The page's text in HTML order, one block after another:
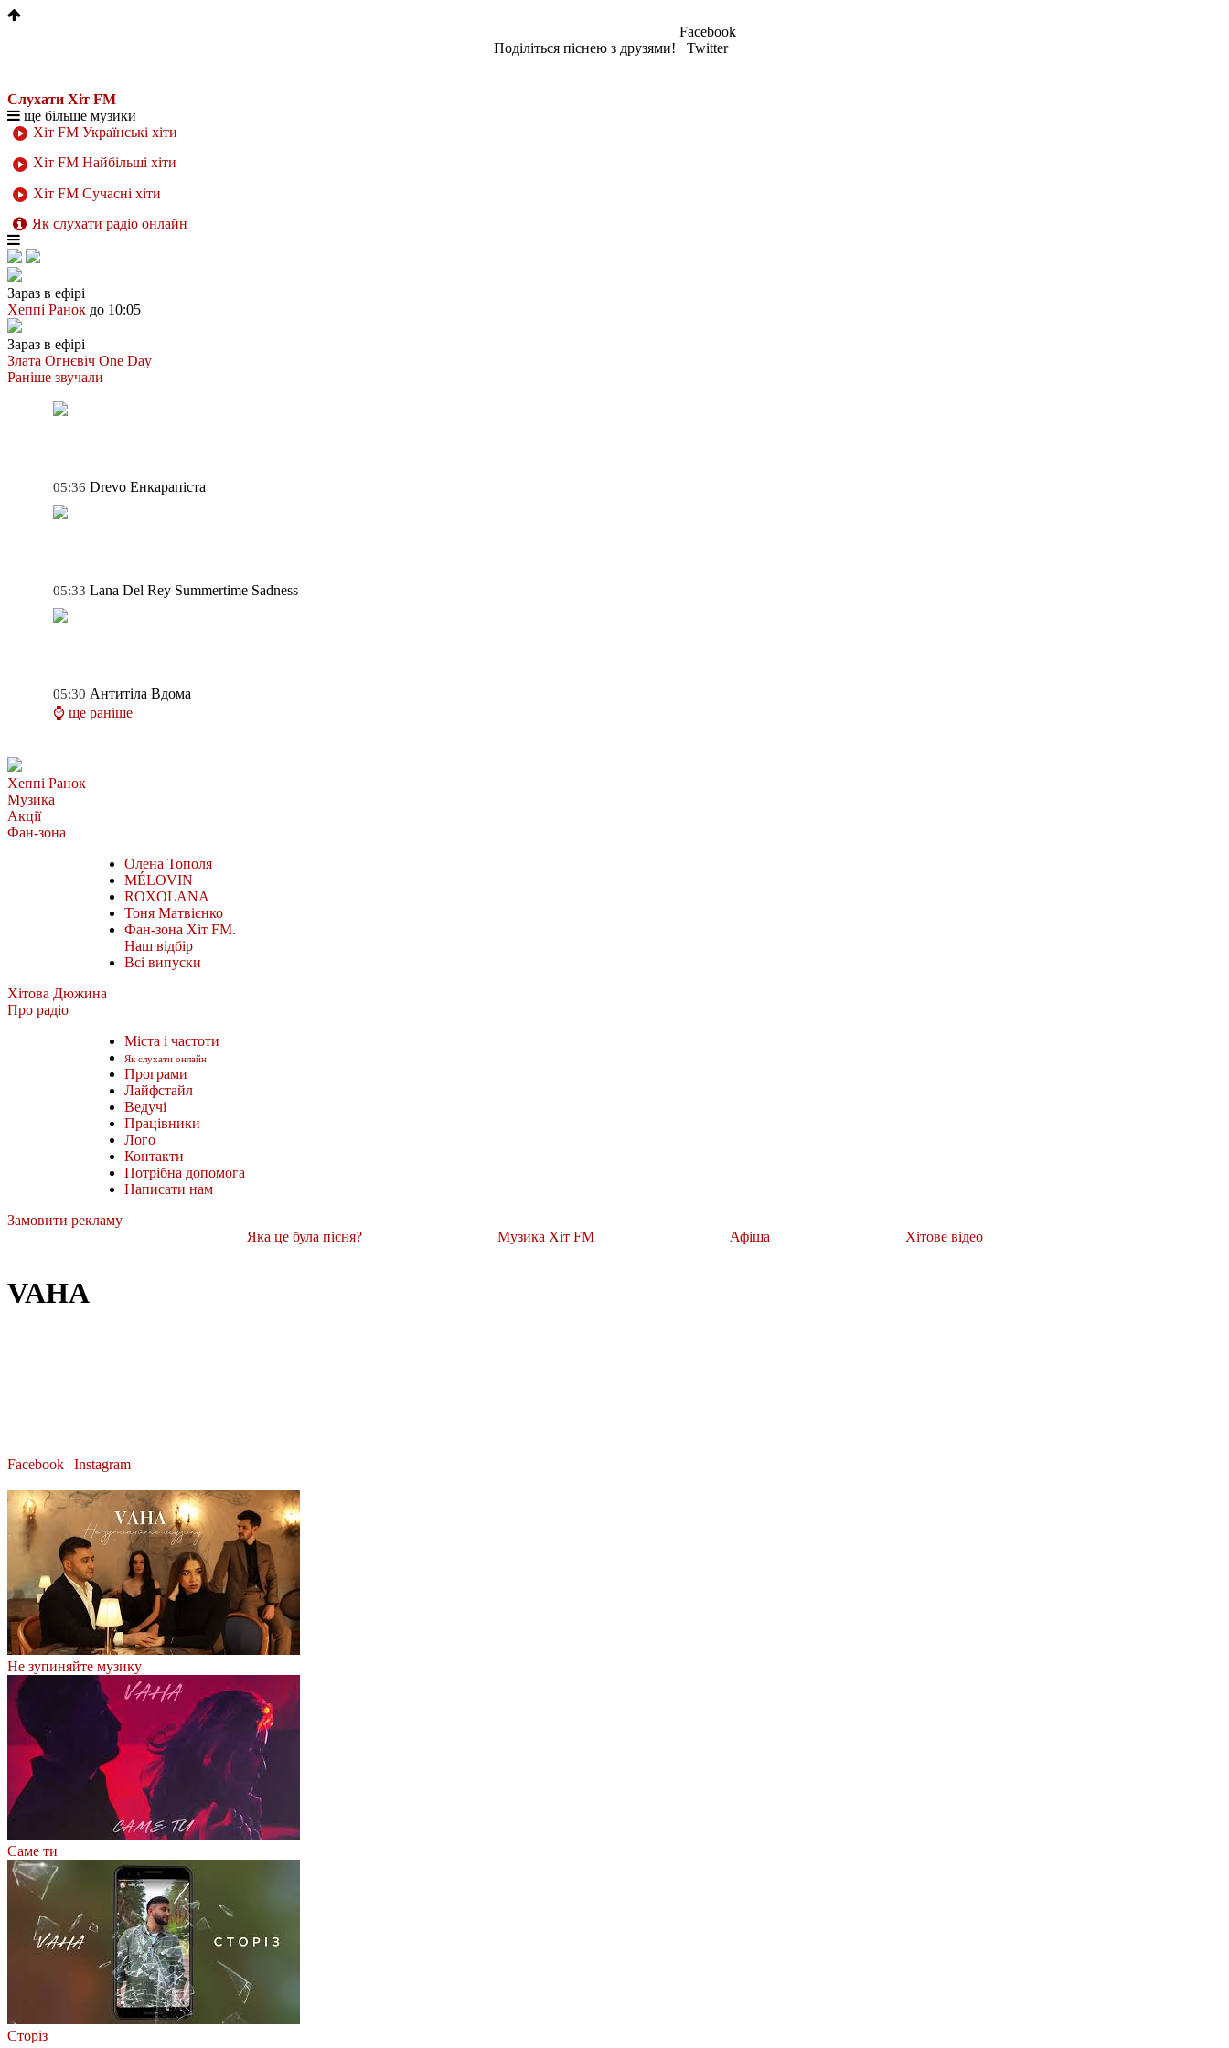
Поділіться піснею з друзями!
Facebook
Twitter
Слухати Хіт FM
ще більше музики
Хіт FM Українські хіти
Хіт FM Найбільші хіти
Хіт FM Сучасні хіти
Як слухати радіо онлайн
Зараз в ефірі
Хеппі Ранок до 10:05
Зараз в ефірі
Злата Огнєвіч One Day
Раніше звучали
05:36 Drevo Енкарапіста
05:33 Lana Del Rey Summertime Sadness
05:30 Антитіла Вдома
⌚ ще раніше
Хеппі Ранок
Музика
Акції
Фан-зона
Олена Тополя
MÉLOVIN
ROXOLANA
Тоня Матвієнко
Фан-зона Хіт FM.
Наш відбір
Всі випуски
Хітова Дюжина
Про радіо
Міста і частоти
Як слухати онлайн
Програми
Лайфстайл
Ведучі
Працівники
Лого
Контакти
Потрібна допомога
Написати нам
Замовити рекламу
Яка це була пісня?
Музика Хіт FM Афіша Хітове відео
VAHA
Facebook | Instagram
Не зупиняйте музику
Саме ти
Сторіз